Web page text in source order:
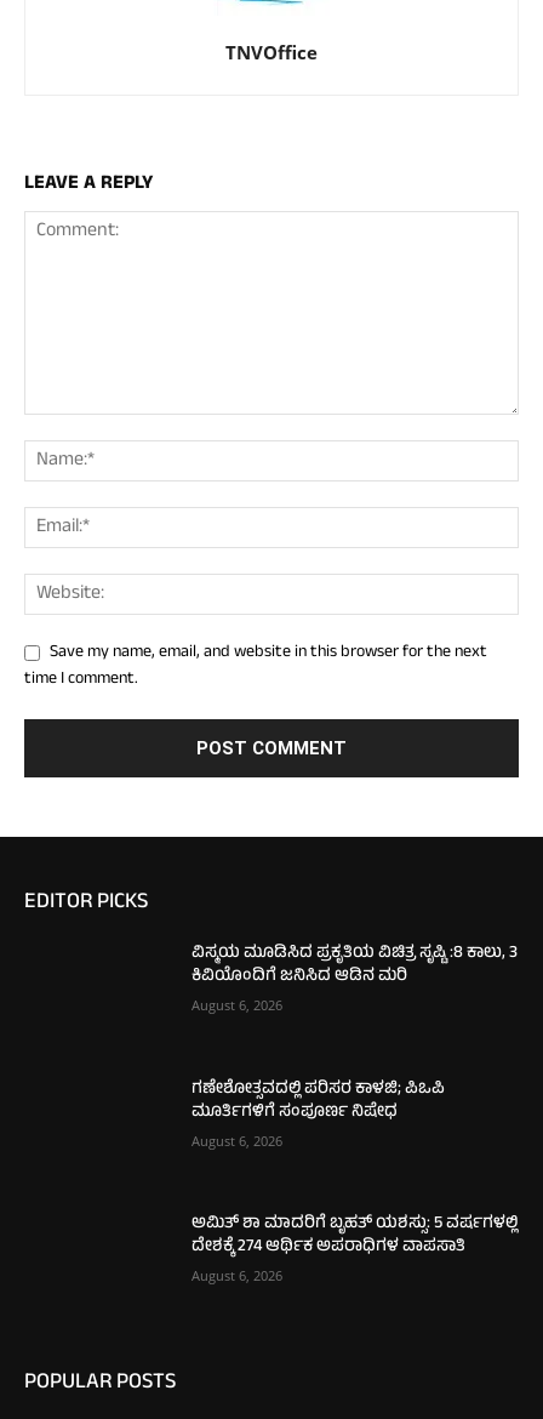
TNVOffice
LEAVE A REPLY
Save my name, email, and website in this browser for the next
time I comment.
EDITOR PICKS
ವಿಸ್ಮಯ ಮೂಡಿಸಿದ ಪ್ರಕೃತಿಯ ವಿಚಿತ್ರ ಸೃಷ್ಟಿ :8 ಕಾಲು, 3
ಕಿವಿಯೊಂದಿಗೆ ಜನಿಸಿದ ಆಡಿನ ಮರಿ
August 6, 2026
ಗಣೇಶೋತ್ಸವದಲ್ಲಿ ಪರಿಸರ ಕಾಳಜಿ; ಪಿಒಪಿ
ಮೂರ್ತಿಗಳಿಗೆ ಸಂಪೂರ್ಣ ನಿಷೇಧ
August 6, 2026
ಅಮಿತ್ ಶಾ ಮಾದರಿಗೆ ಬೃಹತ್ ಯಶಸ್ಸು: 5 ವರ್ಷಗಳಲ್ಲಿ
ದೇಶಕ್ಕೆ 274 ಆರ್ಥಿಕ ಅಪರಾಧಿಗಳ ವಾಪಸಾತಿ
August 6, 2026
POPULAR POSTS